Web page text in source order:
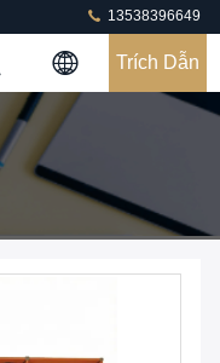
13538396649
Trích Dẫn